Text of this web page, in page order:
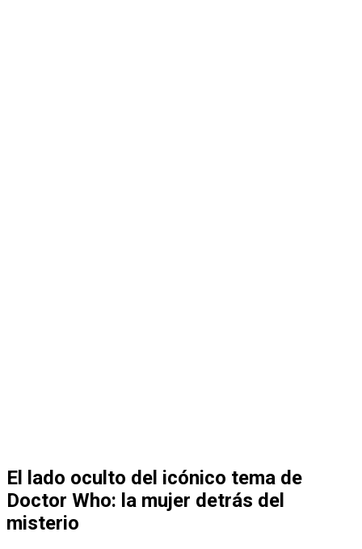
El lado oculto del icónico tema de
Doctor Who: la mujer detrás del
misterio